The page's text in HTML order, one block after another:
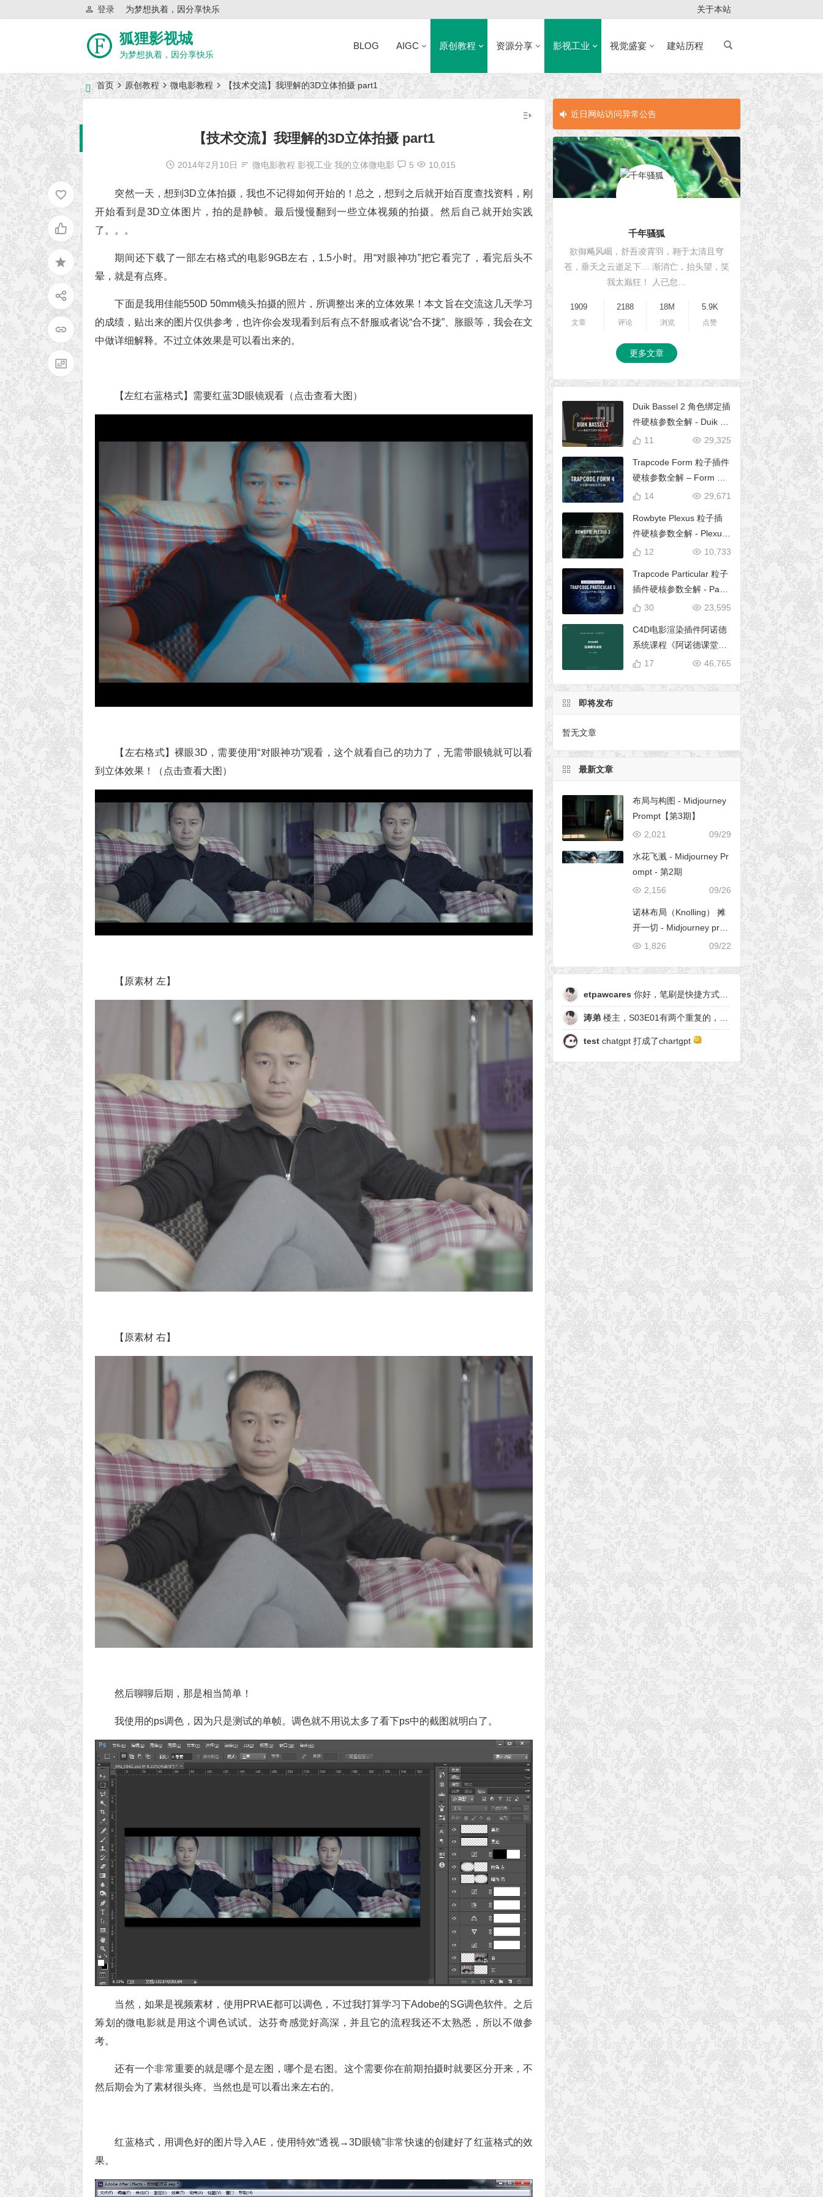
为梦想执着，因分享快乐
登录 关于本站
狐狸影视城
为梦想执着，因分享快乐
BLOG AIGC 原创教程 资源分享 影视工业 视觉盛宴 建站历程
首页 原创教程 微电影教程 【技术交流】我理解的3D立体拍摄 part1
【技术交流】我理解的3D立体拍摄 part1
2014年2月10日 微电影教程 影视工业 我的立体微电影 5 10,015
突然一天，想到3D立体拍摄，我也不记得如何开始的！总之，想到之后就开始百度查找资料，刚
开始看到是3D立体图片，拍的是静帧。最后慢慢翻到一些立体视频的拍摄。然后自己就开始实践
了。。。
期间还下载了一部左右格式的电影9GB左右，1.5小时。用“对眼神功”把它看完了，看完后头不
晕，就是有点疼。
下面是我用佳能550D 50mm镜头拍摄的照片，所调整出来的立体效果！本文旨在交流这几天学习
的成绩，贴出来的图片仅供参考，也许你会发现看到后有点不舒服或者说“合不拢”、胀眼等，我会在文
中做详细解释。不过立体效果是可以看出来的。
【左红右蓝格式】需要红蓝3D眼镜观看（点击查看大图）
【左右格式】裸眼3D，需要使用“对眼神功”观看，这个就看自己的功力了，无需带眼镜就可以看
到立体效果！（点击查看大图）
【原素材 左】
【原素材 右】
然后聊聊后期，那是相当简单！
我使用的ps调色，因为只是测试的单帧。调色就不用说太多了看下ps中的截图就明白了。
当然，如果是视频素材，使用PR\AE都可以调色，不过我打算学习下Adobe的SG调色软件。之后
筹划的微电影就是用这个调色试试。达芬奇感觉好高深，并且它的流程我还不太熟悉，所以不做参
考。
还有一个非常重要的就是哪个是左图，哪个是右图。这个需要你在前期拍摄时就要区分开来，不
然后期会为了素材很头疼。当然也是可以看出来左右的。
红蓝格式，用调色好的图片导入AE，使用特效“透视→3D眼镜”非常快速的创建好了红蓝格式的效
果。
近日网站访问异常公告 近日网站访问
千年骚狐
欲御飚风崛，舒吾凌霄羽，翱于太清且穹
苍，垂天之云逝足下… 渐消亡，抬头望，笑
我太巅狂！ 人已怠…
1909
文章
2188
评论
18M
浏览
5.9K
点赞
更多文章
Duik Bassel 2 角色绑定插
件硬核参数全解 - Duik 16
完全使用手册
29,325
11
Trapcode Form 粒子插件
硬核参数全解 – Form 完
全使用手册
29,671
14
Rowbyte Plexus 粒子插
件硬核参数全解 - Plexus
完全使用手册
10,733
12
Trapcode Particular 粒子
插件硬核参数全解 - Parti
cular 5 完全使用手册23,595
30
C4D电影渲染插件阿诺德
系统课程《阿诺德课堂之
玉清境》
46,765
17
即将发布
暂无文章
最新文章
布局与构图 - Midjourney
Prompt【第3期】
09/29
2,021
水花飞溅 - Midjourney Pr
ompt - 第2期
09/26
2,156
诺林布局（Knolling） 摊
开一切 - Midjourney pro
mpt
09/22
1,826
etpawcares 你好，笔刷是快捷方式，有原笔刷么
涛弟 楼主，S03E01有两个重复的，另一个是粒子形态
test chatgpt 打成了chartgpt